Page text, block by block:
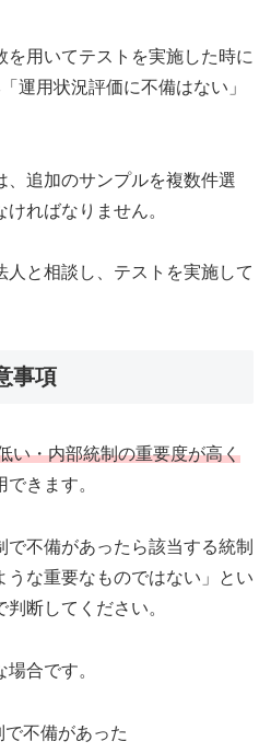
を用いてテストを実施した時に
運用状況評価に不備はない」
、追加のサンプルを複数件選
ればなりません。
と相談し、テストを実施して
事項
い・内部統制の重要度が高く
できます。
不備があったら該当する統制
うな重要なものではない」とい
断してください。
合です。
不備があった